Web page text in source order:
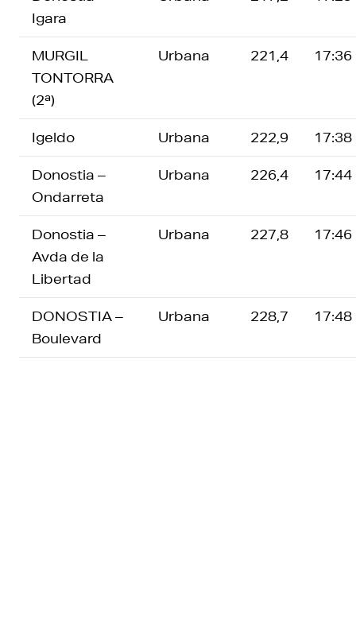
Igara
MURGIL
TONTORRA
(2ª)
Urbana 221,4 17:36
Igeldo Urbana 222,9 17:38
Donostia –
Ondarreta
Urbana 226,4 17:44
Donostia –
Avda de la
Libertad
Urbana 227,8 17:46
DONOSTIA –
Boulevard
Urbana 228,7 17:48